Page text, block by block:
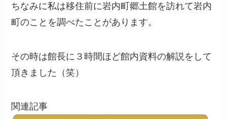
ちなみに私は移住前に岩内町郷土館を訪れて岩内
町のことを調べたことがあります。
その時は館長に３時間ほど館内資料の解説をして
頂きました（笑）
関連記事